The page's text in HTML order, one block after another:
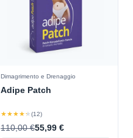
Dimagrimento e Drenaggio
Adipe Patch
★★★★★(12)
110,00 €55,99 €